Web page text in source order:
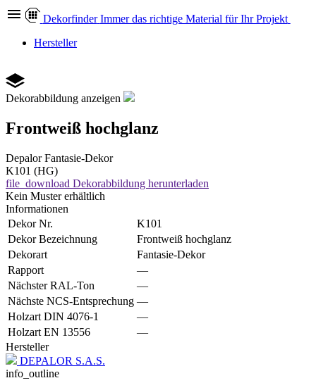
Dekorfinder Immer das richtige Material für Ihr Projekt
Hersteller
Dekorabbildung anzeigen
Frontweiß hochglanz
Depalor Fantasie-Dekor
K101 (HG)
file_download Dekorabbildung herunterladen
Kein Muster erhältlich
Informationen
Dekor Nr.
K101
Dekor Bezeichnung
Frontweiß hochglanz
Dekorart
Fantasie-Dekor
Rapport
—
Nächster RAL-Ton
—
Nächste NCS-Entsprechung —
Holzart DIN 4076-1
—
Holzart EN 13556
—
Hersteller
DEPALOR S.A.S.
info_outline